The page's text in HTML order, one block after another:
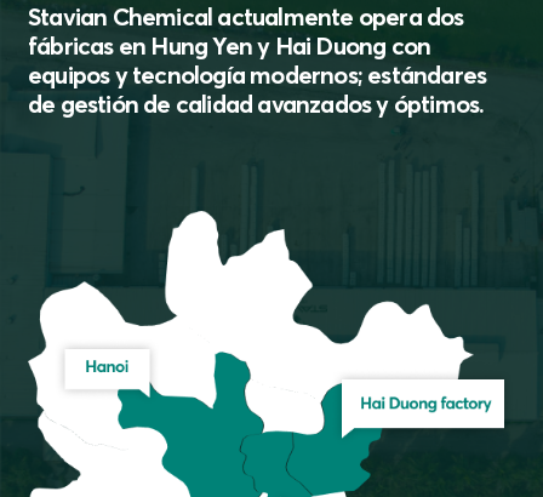
Stavian Chemical actualmente opera dos
fábricas en Hung Yen y Hai Duong con
equipos y tecnología modernos; estándares
de gestión de calidad avanzados y óptimos.